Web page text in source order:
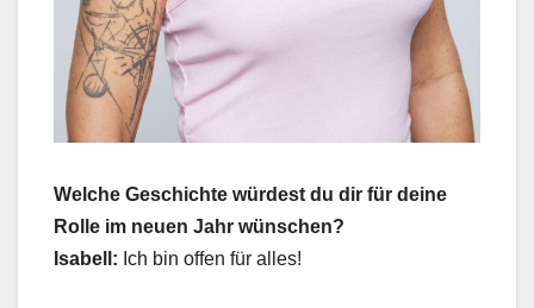
Welche Geschichte würdest du dir für deine
Rolle im neuen Jahr wünschen?
Isabell: Ich bin offen für alles!